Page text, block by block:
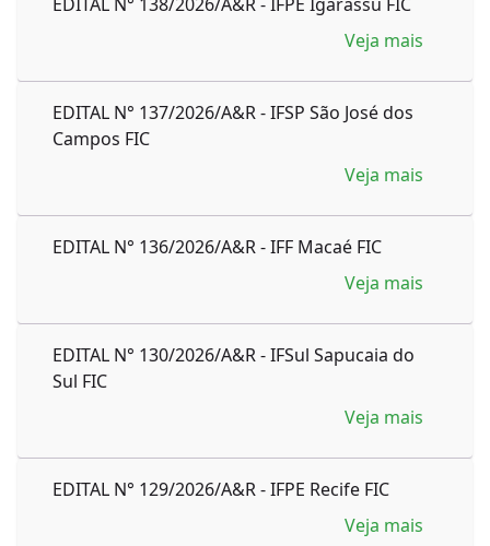
Veja mais
EDITAL N° 137/2026/A&R - IFSP São José dos
Campos FIC
Veja mais
EDITAL N° 136/2026/A&R - IFF Macaé FIC
Veja mais
EDITAL N° 130/2026/A&R - IFSul Sapucaia do
Sul FIC
Veja mais
EDITAL N° 129/2026/A&R - IFPE Recife FIC
Veja mais